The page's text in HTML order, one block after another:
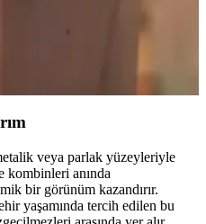
hitap eder. Askı uzunluğu
veya parlak yüzeyleriyle
kombinleri anında
bir görünüm kazandırır.
yaşamında tercih edilen bu